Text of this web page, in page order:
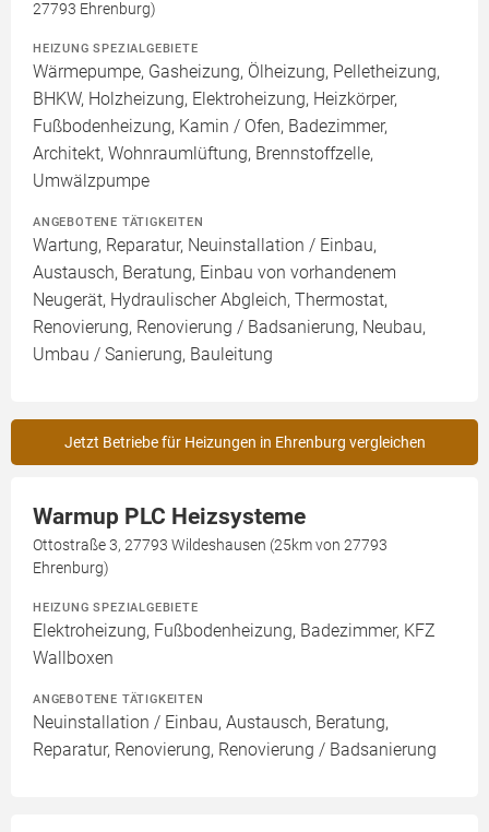
27793 Ehrenburg)
HEIZUNG SPEZIALGEBIETE
Wärmepumpe, Gasheizung, Ölheizung, Pelletheizung,
BHKW, Holzheizung, Elektroheizung, Heizkörper,
Fußbodenheizung, Kamin / Ofen, Badezimmer,
Architekt, Wohnraumlüftung, Brennstoffzelle,
Umwälzpumpe
ANGEBOTENE TÄTIGKEITEN
Wartung, Reparatur, Neuinstallation / Einbau,
Austausch, Beratung, Einbau von vorhandenem
Neugerät, Hydraulischer Abgleich, Thermostat,
Renovierung, Renovierung / Badsanierung, Neubau,
Umbau / Sanierung, Bauleitung
Jetzt Betriebe für Heizungen in Ehrenburg vergleichen
Warmup PLC Heizsysteme
Ottostraße 3, 27793 Wildeshausen (25km von 27793
Ehrenburg)
HEIZUNG SPEZIALGEBIETE
Elektroheizung, Fußbodenheizung, Badezimmer, KFZ
Wallboxen
ANGEBOTENE TÄTIGKEITEN
Neuinstallation / Einbau, Austausch, Beratung,
Reparatur, Renovierung, Renovierung / Badsanierung